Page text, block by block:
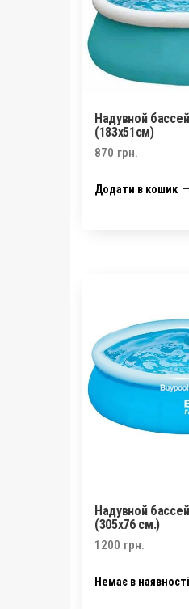
Надувной
(183х51см)
870 грн.
Додати в кошик
Надувной
(305х76 см.)
1200 грн.
Немає в наявності